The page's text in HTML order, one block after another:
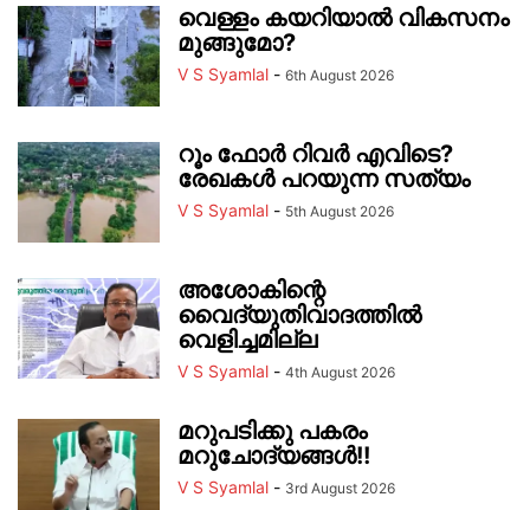
വെള്ളം കയറിയാൽ വികസനം
മുങ്ങുമോ?
V S Syamlal - 6th August 2026
റൂം ഫോർ റിവർ എവിടെ?
രേഖകൾ പറയുന്ന സത്യം
V S Syamlal - 5th August 2026
അശോകിന്റെ
വൈദ്യുതിവാദത്തിൽ
വെളിച്ചമില്ല
V S Syamlal - 4th August 2026
മറുപടിക്കു പകരം
മറുചോദ്യങ്ങൾ!!
V S Syamlal - 3rd August 2026